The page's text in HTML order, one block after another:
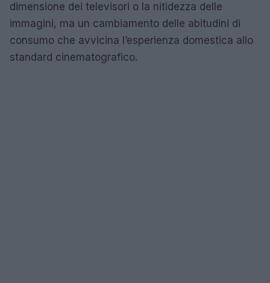
dimensione dei televisori o la nitidezza delle
immagini, ma un cambiamento delle abitudini di
consumo che avvicina l’esperienza domestica allo
standard cinematografico.